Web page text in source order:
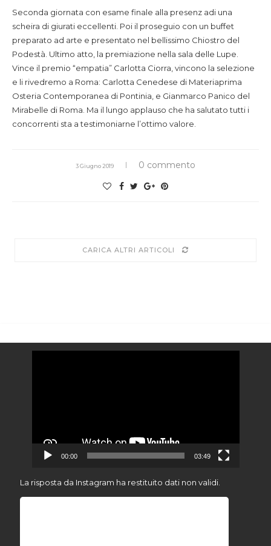
Seconda giornata con esame finale alla presenz adi una
scheira di giurati eccellenti. Poi il proseguio con un buffet
preparato ad arte e presentato nel bellissimo Chiostro del
Podestà. Ultimo atto, la premiazione nella sala delle Lupe.
Vince il premio “empatia” Carlotta Ciorra, vincono la selezione
e li rivedremo a Roma: Carlotta Cenedese di Materiaprima
Osteria Contemporanea di Pontinia, e Gianmarco Panico del
Mirabelle di Roma. Ma il lungo applauso che ha salutato tutti i
concorrenti sta a testimoniarne l’ottimo valore.
3 Giugno 2019 0 commento
CARICA ALTRI ARTICOLI
00:00 03:49
La risposta da Instagram ha restituito dati non validi.